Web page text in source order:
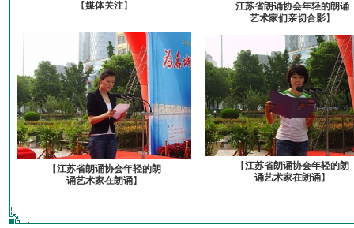
【媒体关注】
江苏省朗诵协会年轻的朗诵
艺术家们亲切合影】
【江苏省朗诵协会年轻的朗
诵艺术家在朗诵】
【江苏省朗诵协会年轻的朗
诵艺术家在朗诵】